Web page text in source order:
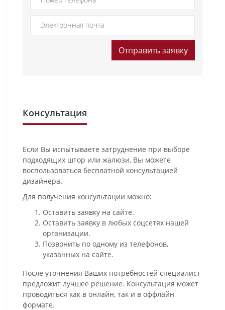
Отправить заявку
Консультация
Если Вы испытываете затруднение при выборе
подходящих штор или жалюзи, Вы можете
воспользоваться бесплатной консультацией
дизайнера.
Для получения консультации можно:
Оставить заявку на сайте.
Оставить заявку в любых соцсетях нашей
организации.
Позвонить по одному из телефонов,
указанных на сайте.
После уточнения Ваших потребностей специалист
предложит лучшее решение. Консультация может
проводиться как в онлайн, так и в оффлайн
формате.